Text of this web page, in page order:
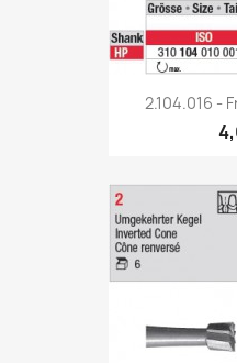
2.104.016 -